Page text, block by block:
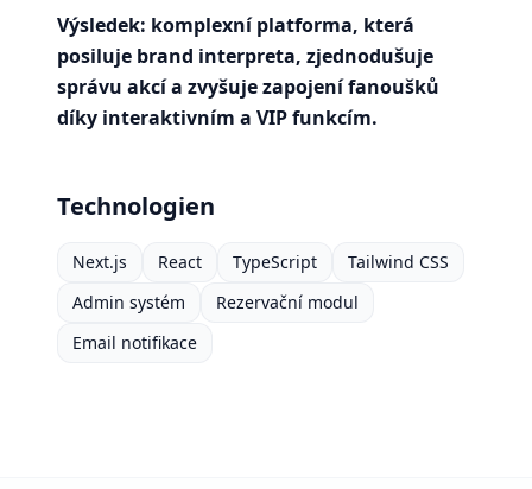
Výsledek: komplexní platforma, která
posiluje brand interpreta, zjednodušuje
správu akcí a zvyšuje zapojení fanoušků
díky interaktivním a VIP funkcím.
Technologien
Next.js React TypeScript
Tailwind CSS
Admin systém
Rezervační modul
Email notifikace